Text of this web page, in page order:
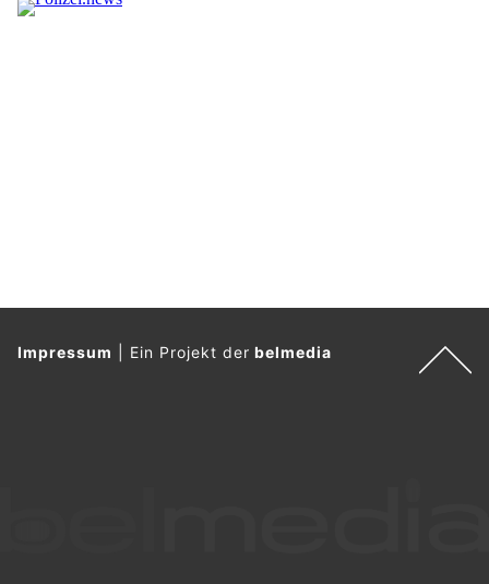
Impressum Ein Projekt derbelmedia